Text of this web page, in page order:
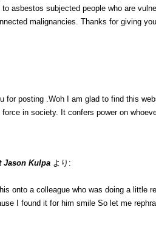
asbestos subjected people who are
malignancies. Thanks for giving
for posting .Woh I am glad to find this
in society. It confers power on
Jason Kulpa より:
onto a colleague who was doing a little
I found it for him smile So let me